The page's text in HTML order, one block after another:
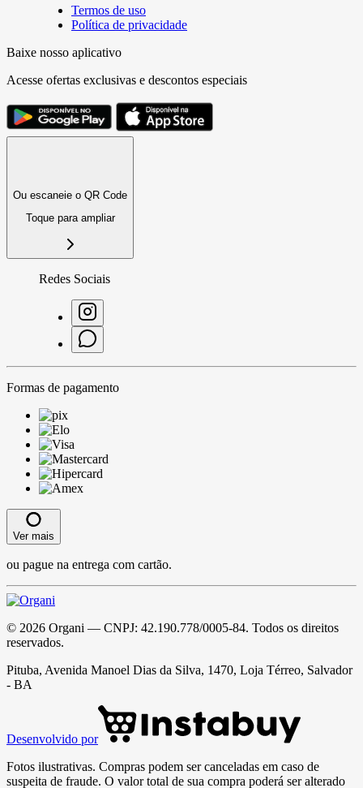
Termos de uso
Política de privacidade
Baixe nosso aplicativo
Acesse ofertas exclusivas e descontos especiais
Ou escaneie o QR Code
Toque para ampliar
Redes Sociais
Formas de pagamento
Ver mais
ou pague na entrega com cartão.
© 2026 Organi — CNPJ: 42.190.778/0005-84. Todos os direitos
reservados.
Pituba, Avenida Manoel Dias da Silva, 1470, Loja Térreo, Salvador
- BA
Desenvolvido por
Fotos ilustrativas. Compras podem ser canceladas em caso de
suspeita de fraude. O valor total de sua compra poderá ser alterado